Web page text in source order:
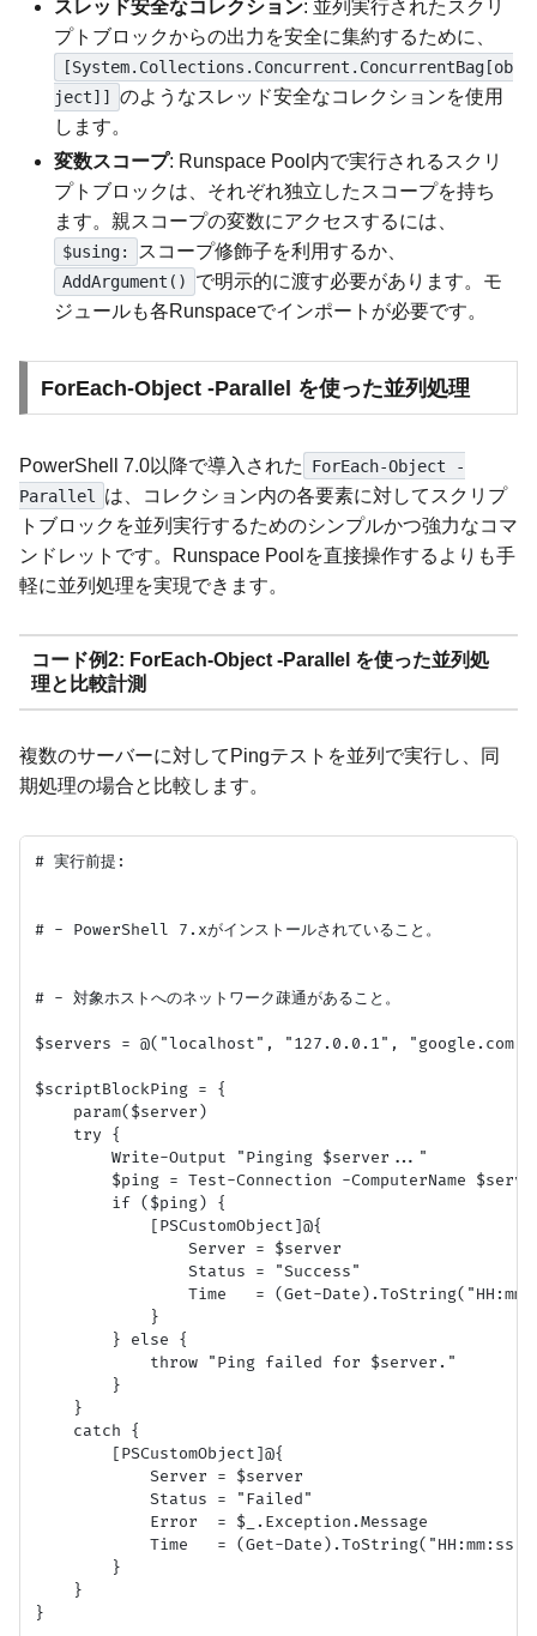
スレッド安全なコレクション: 並列実行されたスクリ
プトブロックからの出力を安全に集約するために、
[System.Collections.Concurrent.ConcurrentBag[ob
ject]]
のようなスレッド安全なコレクションを使用
します。
変数スコープ: Runspace Pool内で実行されるスクリ
プトブロックは、それぞれ独立したスコープを持ち
ます。親スコープの変数にアクセスするには、
$using: スコープ修飾子を利用するか、
AddArgument()
で明示的に渡す必要があります。モ
ジュールも各Runspaceでインポートが必要です。
ForEach-Object -Parallel を使った並列処理
PowerShell 7.0以降で導入された
ForEach-Object -
Parallel
は、コレクション内の各要素に対してスクリプ
トブロックを並列実行するためのシンプルかつ強力なコマ
ンドレットです。Runspace Poolを直接操作するよりも手
軽に並列処理を実現できます。
コード例2: ForEach-Object -Parallel を使った並列処
理と比較計測
複数のサーバーに対してPingテストを並列で実行し、同
期処理の場合と比較します。
# 実行前提:
# - PowerShell 7.xがインストールされていること。
# - 対象ホストへのネットワーク疎通があること。
$servers = @("localhost", "127.0.0.1", "google.com",
$scriptBlockPing = {
    param($server)
    try {
        Write-Output "Pinging $server..."
$ping = Test-Connection -ComputerName
        if ($ping) {
            [PSCustomObject]@{
                Server = $server
                Status = "Success"
Time   = (Get-
            }
        } else {
            throw "Ping failed for $server."
        }
    }
    catch {
        [PSCustomObject]@{
            Server = $server
            Status = "Failed"
            Error  = $_.Exception.Message
            Time   = (Get-Date).ToString("HH:mm:ss")
        }
    }
}